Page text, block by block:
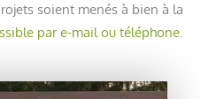
soient menés à bien à la
par e-mail ou téléphone.